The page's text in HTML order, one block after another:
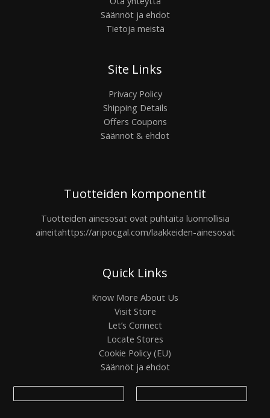
Säännöt ja ehdot
Tietoja meistä
Site Links
Privacy Policy
Shipping Details
Offers Coupons
Säännöt & ehdot
Tuotteiden komponentit
Tuotteiden ainesosat ovat puhtaita luonnollisia
aineitahttps://aripocgal.com/laakkeiden-ainesosat
Quick Links
Know More About Us
Visit Store
Let’s Connect
Locate Stores
Cookie Policy (EU)
Säännöt ja ehdot